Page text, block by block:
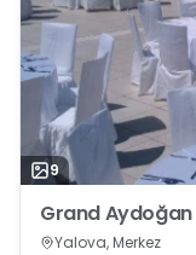
9
Grand
Yalova, Merkez